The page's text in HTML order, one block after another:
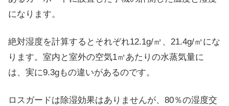
になります。
絶対湿度を計算するとそれぞれ12.1g/㎥、21.4g/㎥にな
ります。室内と室外の空気1㎥あたりの水蒸気量に
は、実に9.3gもの違いがあるのです。
ロスガードは除湿効果はありませんが、80％の湿度交